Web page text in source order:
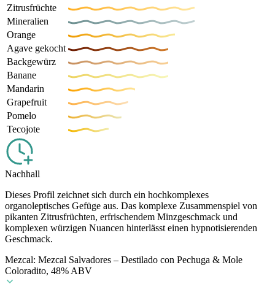
Zitrusfrüchte
Mineralien
Orange
Agave gekocht
Backgewürz
Banane
Mandarin
Grapefruit
Pomelo
Tecojote
Nachhall
Dieses Profil zeichnet sich durch ein hochkomplexes
organoleptisches Gefüge aus. Das komplexe Zusammenspiel von
pikanten Zitrusfrüchten, erfrischendem Minzgeschmack und
komplexen würzigen Nuancen hinterlässt einen hypnotisierenden
Geschmack.
Mezcal: Mezcal Salvadores – Destilado con Pechuga & Mole
Coloradito, 48% ABV